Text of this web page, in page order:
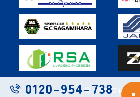
0120-954-738
© 2023 Oliver Inc.